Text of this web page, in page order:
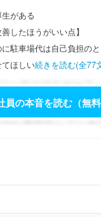
がある
したほうがいい点】
駐車場代は自己負担の
ほしい続きを読む(全77
員の本音を読む（無料